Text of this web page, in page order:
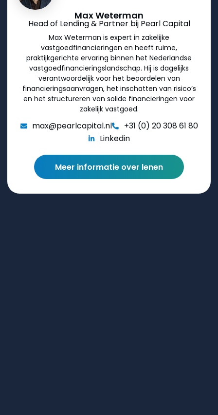
Max Weterman
Head of Lending & Partner bij Pearl Capital
Max Weterman is expert in zakelijke
vastgoedfinancieringen en heeft ruime,
praktijkgerichte ervaring binnen het Nederlandse
vastgoedfinancieringslandschap. Hij is dagelijks
verantwoordelijk voor het beoordelen van
financieringsaanvragen, het inschatten van risico’s
en het structureren van solide financieringen voor
zakelijk vastgoed.
max@pearlcapital.nl
+31 (0) 20 308 61 80
Linkedin
Meer informatie over lenen